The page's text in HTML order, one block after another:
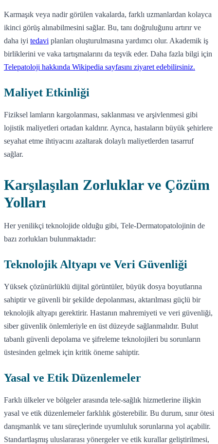
Karmaşık veya nadir görülen vakalarda, farklı uzmanlardan kolayca
ikinci görüş alınabilmesini sağlar. Bu, tanı doğruluğunu artırır ve
daha iyi tedavi planları oluşturulmasına yardımcı olur. Akademik iş
birliklerini ve vaka tartışmalarını da teşvik eder. Daha fazla bilgi için
Telepatoloji hakkında Wikipedia sayfasını ziyaret edebilirsiniz.
Maliyet Etkinliği
Fiziksel lamların kargolanması, saklanması ve arşivlenmesi gibi
lojistik maliyetleri ortadan kaldırır. Ayrıca, hastaların büyük şehirlere
seyahat etme ihtiyacını azaltarak dolaylı maliyetlerden tasarruf
sağlar.
Karşılaşılan Zorluklar ve Çözüm
Yolları
Her yenilikçi teknolojide olduğu gibi, Tele-Dermatopatolojinin de
bazı zorlukları bulunmaktadır:
Teknolojik Altyapı ve Veri Güvenliği
Yüksek çözünürlüklü dijital görüntüler, büyük dosya boyutlarına
sahiptir ve güvenli bir şekilde depolanması, aktarılması güçlü bir
teknolojik altyapı gerektirir. Hastanın mahremiyeti ve veri güvenliği,
siber güvenlik önlemleriyle en üst düzeyde sağlanmalıdır. Bulut
tabanlı güvenli depolama ve şifreleme teknolojileri bu sorunların
üstesinden gelmek için kritik öneme sahiptir.
Yasal ve Etik Düzenlemeler
Farklı ülkeler ve bölgeler arasında tele-sağlık hizmetlerine ilişkin
yasal ve etik düzenlemeler farklılık gösterebilir. Bu durum, sınır ötesi
danışmanlık ve tanı süreçlerinde uyumluluk sorunlarına yol açabilir.
Standartlaşmış uluslararası yönergeler ve etik kurallar geliştirilmesi,